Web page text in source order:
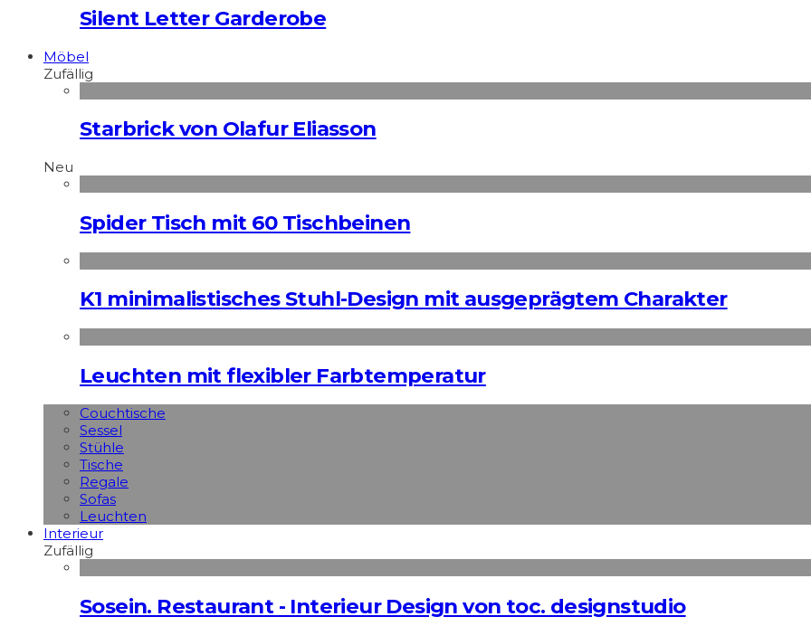
Silent Letter Garderobe
Möbel
Zufällig
Starbrick von Olafur Eliasson
Neu
Spider Tisch mit 60 Tischbeinen
K1 minimalistisches Stuhl-Design mit ausgeprägtem Charakter
Leuchten mit flexibler Farbtemperatur
Couchtische
Sessel
Stühle
Tische
Regale
Sofas
Leuchten
Interieur
Zufällig
Sosein. Restaurant - Interieur Design von toc. designstudio